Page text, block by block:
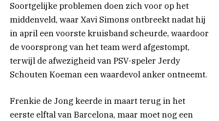
Soortgelijke problemen doen zich voor op het
middenveld, waar Xavi Simons ontbreekt nadat hij
in april een voorste kruisband scheurde, waardoor
de voorsprong van het team werd afgestompt,
terwijl de afwezigheid van PSV-speler Jerdy
Schouten Koeman een waardevol anker ontneemt.
Frenkie de Jong keerde in maart terug in het
eerste elftal van Barcelona, ​​maar moet nog een